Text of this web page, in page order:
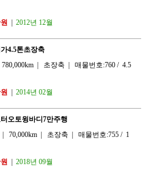
| 2012년 12월
4.5톤초장축
780,000km | 초장축 | 매물번호:760 / 4.5
| 2014년 02월
오토윙바디7만주행
| 70,000km | 초장축 | 매물번호:755 / 1
| 2018년 09월